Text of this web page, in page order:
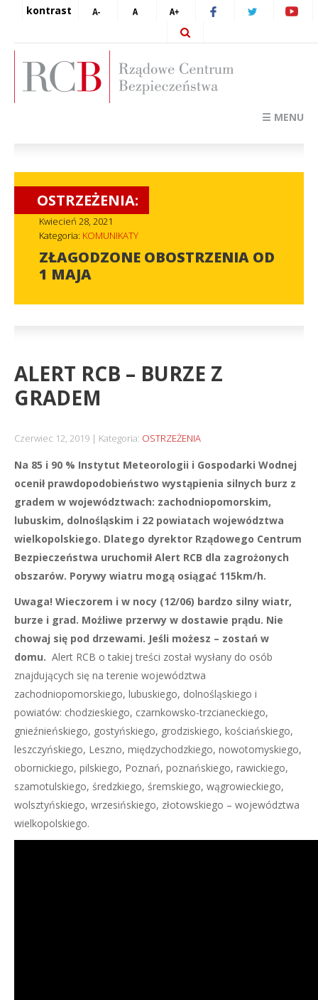
kontrast
☰ MENU
OSTRZEŻENIA:
Kwiecień 28, 2021
Kategoria: KOMUNIKATY
ZŁAGODZONE OBOSTRZENIA OD
1 MAJA
ALERT RCB – BURZE Z
GRADEM
Czerwiec 12, 2019 Kategoria: OSTRZEŻENIA
Na 85 i 90 % Instytut Meteorologii i Gospodarki Wodnej
ocenił prawdopodobieństwo wystąpienia silnych burz z
gradem w województwach: zachodniopomorskim,
lubuskim, dolnośląskim i 22 powiatach województwa
wielkopolskiego. Dlatego dyrektor Rządowego Centrum
Bezpieczeństwa uruchomił Alert RCB dla zagrożonych
obszarów. Porywy wiatru mogą osiągać 115km/h.
Uwaga! Wieczorem i w nocy (12/06) bardzo silny wiatr,
burze i grad. Możliwe przerwy w dostawie prądu. Nie
chowaj się pod drzewami. Jeśli możesz – zostań w
domu. Alert RCB o takiej treści został wysłany do osób
znajdujących się na terenie województwa
zachodniopomorskiego, lubuskiego, dolnośląskiego i
powiatów: chodzieskiego, czarnkowsko-trzcianeckiego,
gnieźnieńskiego, gostyńskiego, grodziskiego, kościańskiego,
leszczyńskiego, Leszno, międzychodzkiego, nowotomyskiego,
obornickiego, pilskiego, Poznań, poznańskiego, rawickiego,
szamotulskiego, średzkiego, śremskiego, wągrowieckiego,
wolsztyńskiego, wrzesińskiego, złotowskiego – województwa
wielkopolskiego.